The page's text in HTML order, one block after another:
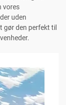
vores
uden
gør den perfekt til